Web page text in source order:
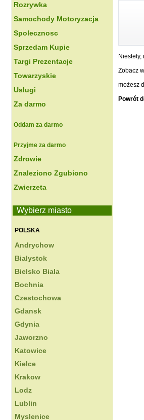
Rozrywka
Samochody Motoryzacja
Spolecznosc
Sprzedam Kupie
Targi Prezentacje
Towarzyskie
Uslugi
Za darmo
Oddam za darmo
Przyjme za darmo
Zdrowie
Znaleziono Zgubiono
Zwierzeta
Wybierz miasto
POLSKA
Andrychow
Bialystok
Bielsko Biala
Bochnia
Czestochowa
Gdansk
Gdynia
Jaworzno
Katowice
Kielce
Krakow
Lodz
Lublin
Myslenice
Zobacz
możesz
Powrót